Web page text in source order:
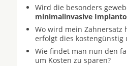
Wird die besonders
minimalinvasive
Wo wird mein Zahnersatz
erfolgt dies kostengünstig
Wie findet man nun den
um Kosten zu sparen?